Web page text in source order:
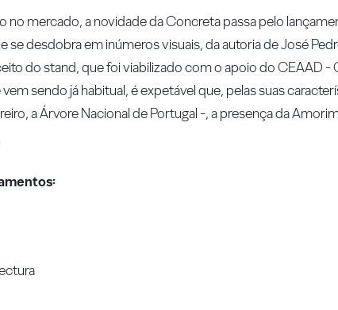
no mercado, a novidade da Concreta passa pelo
desdobra em inúmeros visuais, da autoria de José
do stand, que foi viabilizado com o apoio do CEAAD -
sendo já habitual, é expetável que, pelas suas
a Árvore Nacional de Portugal -, a presença da